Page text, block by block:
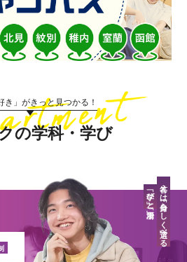
き」がきっと見つかる！
の学科・学び
答えは「自分らしく」選べる
「学び」と「場所」